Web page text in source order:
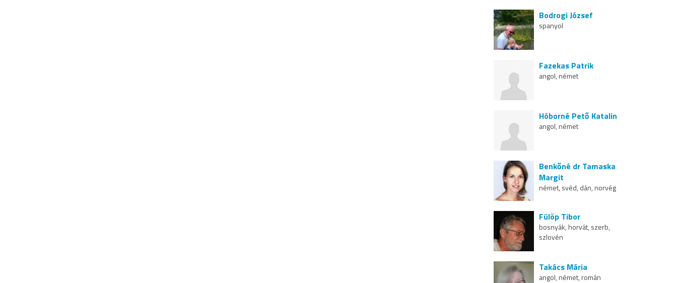
Bodrogi József
spanyol
Fazekas Patrik
angol, német
Hóborné Pető Katalin
angol, német
Benkőné dr Tamaska
Margit
német, svéd, dán, norvég
Fülöp Tibor
bosnyák, horvát, szerb,
szlovén
Takács Mária
angol, német, román